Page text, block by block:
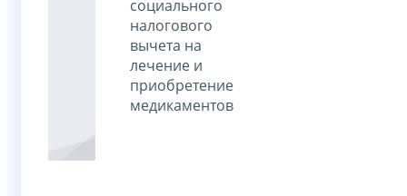
социального
налогового
вычета на
лечение и
приобретение
медикаментов